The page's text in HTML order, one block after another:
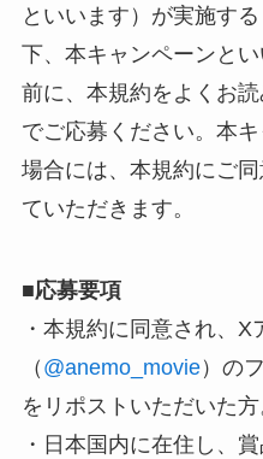
といいます）が実施す
下、本キャンペーンと
前に、本規約をよくお
でご応募ください。本
場合には、本規約にご
ていただきます。
■応募要項
・本規約に同意され、X
（ @anemo_movie）の
をリポストいただいた方
・日本国内に在住し、